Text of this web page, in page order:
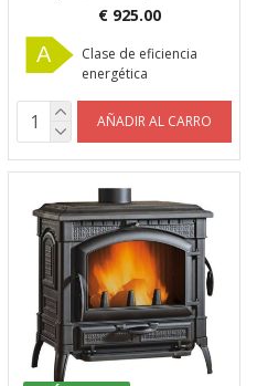
€ 925.00
A
Clase de eficiencia
energética
AÑADIR AL CARRO